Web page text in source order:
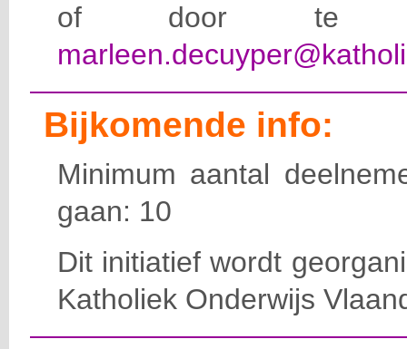
of door te e-
Bijkomende info:
Minimum aantal
gaan: 10
Dit initiatief wordt
Katholiek Onderwijs